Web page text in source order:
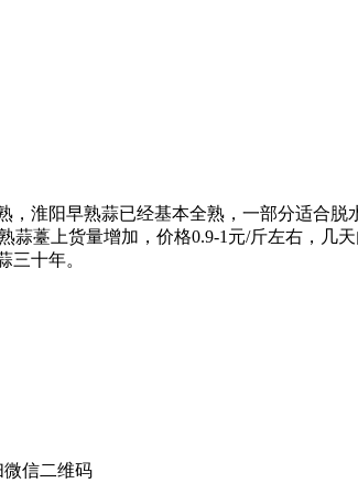
，淮阳早熟蒜已经基本全熟，一部分适合
蒜薹上货量增加，价格0.9-1元/斤左右，
三十年。
信二维码